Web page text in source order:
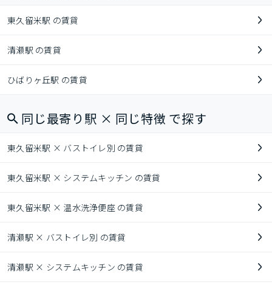
東久留米駅 の賃貸
清瀬駅 の賃貸
ひばりヶ丘駅 の賃貸
同じ最寄り駅 × 同じ特徴 で探す
東久留米駅 × バストイレ別 の賃貸
東久留米駅 × システムキッチン の賃貸
東久留米駅 × 温水洗浄便座 の賃貸
清瀬駅 × バストイレ別 の賃貸
清瀬駅 × システムキッチン の賃貸